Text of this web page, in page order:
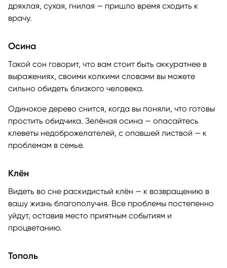
дряхлая, сухая, гнилая — пришло время сходить к
врачу.
Осина
Такой сон говорит, что вам стоит быть аккуратнее в
выражениях, своими колкими словами вы можете
сильно обидеть близкого человека.
Одинокое дерево снится, когда вы поняли, что готовы
простить обидчика. Зелёная осина — опасайтесь
клеветы недоброжелателей, с опавшей листвой — к
проблемам в семье.
Клён
Видеть во сне раскидистый клён — к возвращению в
вашу жизнь благополучия. Все проблемы постепенно
уйдут, оставив место приятным событиям и
процветанию.
Тополь